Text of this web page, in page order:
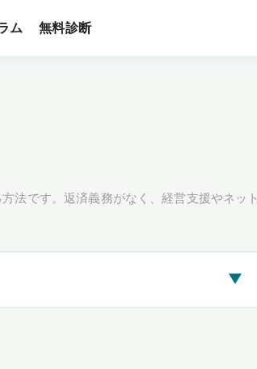
ム 無料診断
法です。返済義務がなく、経営支援やネット
▶